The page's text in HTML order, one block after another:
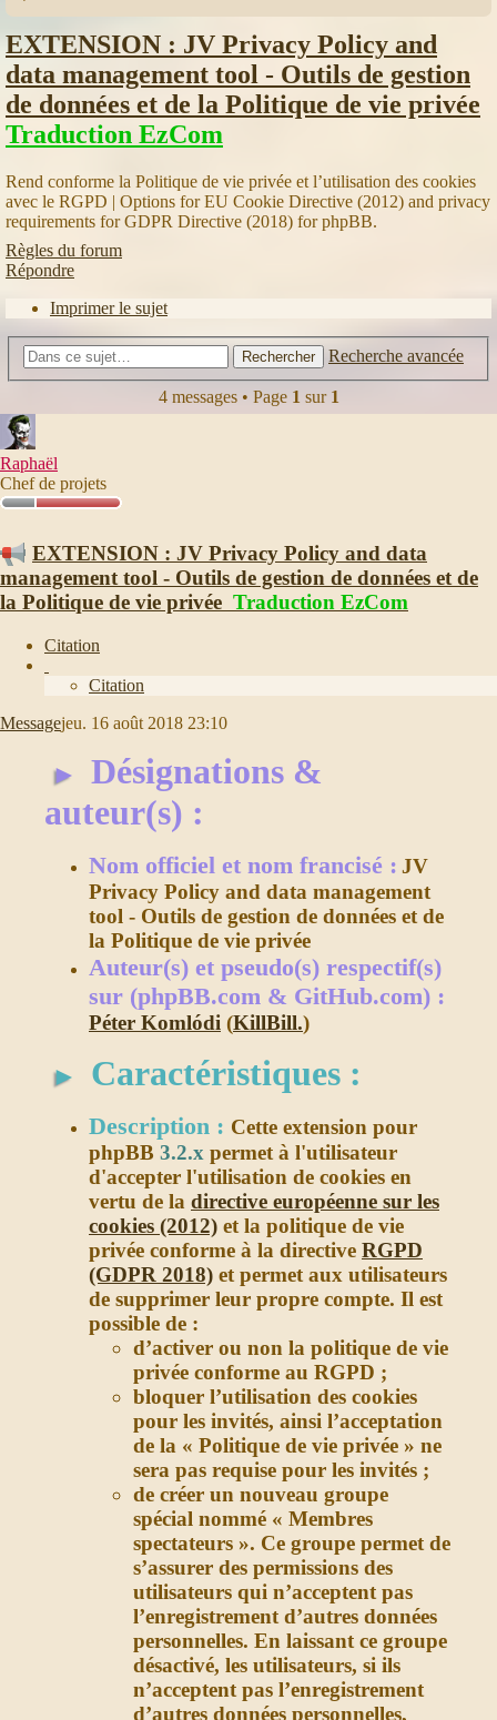
EXTENSION : JV Privacy Policy and
data management tool - Outils de gestion
de données et de la Politique de vie privée
Traduction EzCom
Rend conforme la Politique de vie privée et l’utilisation des cookies
avec le RGPD | Options for EU Cookie Directive (2012) and privacy
requirements for GDPR Directive (2018) for phpBB.
Règles du forum
Répondre
Imprimer le sujet
Rechercher Recherche avancée
4 messages • Page 1 sur 1
Raphaël
Chef de projets
EXTENSION : JV Privacy Policy and data
management tool - Outils de gestion de données et de
la Politique de vie privée Traduction EzCom
Citation
Citation
Messagejeu. 16 août 2018 23:10
►
Désignations &
auteur(s) :
Nom officiel et nom francisé : JV
Privacy Policy and data management
tool - Outils de gestion de données et de
la Politique de vie privée
Auteur(s) et pseudo(s) respectif(s)
sur (phpBB.com & GitHub.com) :
Péter Komlódi (KillBill.)
► Caractéristiques :
Description : Cette extension pour
phpBB 3.2.x permet à l'utilisateur
d'accepter l'utilisation de cookies en
vertu de la directive européenne sur les
cookies (2012) et la politique de vie
privée conforme à la directive RGPD
(GDPR 2018) et permet aux utilisateurs
de supprimer leur propre compte. Il est
possible de :
d’activer ou non la politique de vie
privée conforme au RGPD ;
bloquer l’utilisation des cookies
pour les invités, ainsi l’acceptation
de la « Politique de vie privée » ne
sera pas requise pour les invités ;
de créer un nouveau groupe
spécial nommé « Membres
spectateurs ». Ce groupe permet de
s’assurer des permissions des
utilisateurs qui n’acceptent pas
l’enregistrement d’autres données
personnelles. En laissant ce groupe
désactivé, les utilisateurs, si ils
n’acceptent pas l’enregistrement
d’autres données personnelles,